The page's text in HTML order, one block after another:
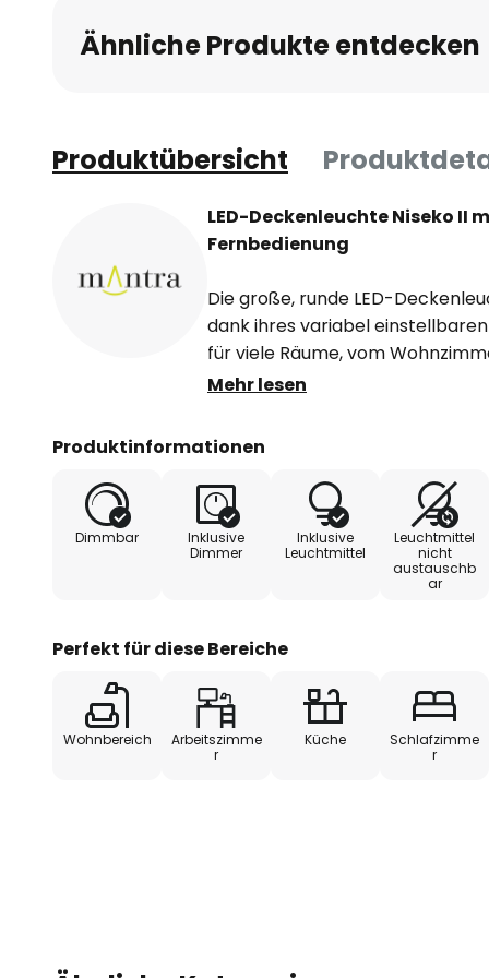
Ähnliche Produkte entdecken
Produktübersicht
LED-Deckenleuchte Niseko II
Fernbedienung
Die große, runde LED-
dank ihres variabel
für viele Räume, vom
Arbeitszimmer bis hin zum
LEDs verbaut wurden. Die weiß
Lieferumfang ist eine
CCT-Lichtsteuerung und
ganz nach persönlichen
Leuchte komfortabel eingestellt
- dimmbar
Mehr lesen
Produktinformationen
Dimmbar
Inklusive
Dimmer
Inklusive
Leuchtmittel
Leuchtmittel
nicht
austauschb
ar
Perfekt für diese Bereiche
Wohnbereich
Arbeitszimme
r
Küche
Schlafzimme
r